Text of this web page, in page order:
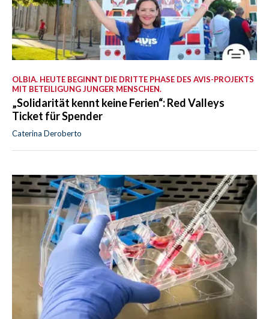
OLBIA. HEUTE BEGINNT DIE DRITTE PHASE DES AVIS-PROJEKTS
MIT BETEILIGUNG JUNGER MENSCHEN.
„Solidarität kennt keine Ferien“: Red Valleys
Ticket für Spender
Caterina Deroberto